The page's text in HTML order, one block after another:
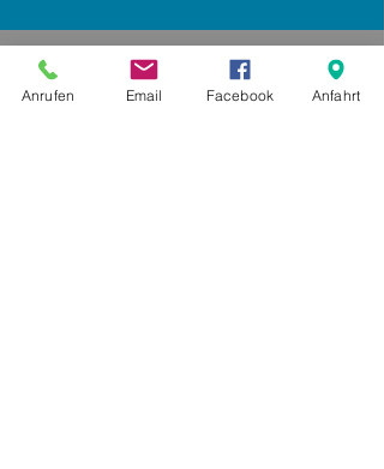
Anrufen Email Facebook Anfahrt